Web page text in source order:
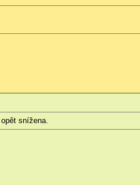
snížena.